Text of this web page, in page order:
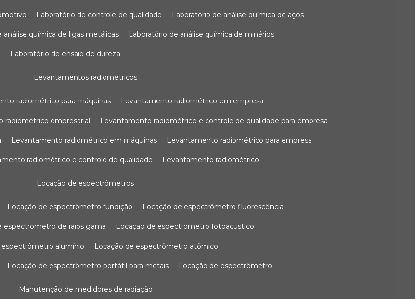
laboratório de controle de qualidade laboratório de análise química de aços
análise química de ligas metálicas laboratório de análise química de minérios
laboratório de ensaio de dureza
levantamentos radiométricos
radiométrico para máquinas levantamento radiométrico em empresa
radiométrico empresarial levantamento radiométrico e controle de qualidade para empresa
levantamento radiométrico em máquinas levantamento radiométrico para empresa
radiométrico e controle de qualidade levantamento radiométrico
locação de espectrômetros
locação de espectrômetro fundição locação de espectrômetro fluorescência
espectrômetro de raios gama locação de espectrômetro fotoacústico
espectrômetro alumínio locação de espectrômetro atômico
locação de espectrômetro portátil para metais locação de espectrômetro
manutenção de medidores de radiação